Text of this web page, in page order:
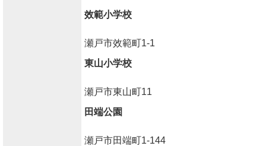
效範小学校
瀬戸市效範町1-1
東山小学校
瀬戸市東山町11
田端公園
瀬戸市田端町1-144